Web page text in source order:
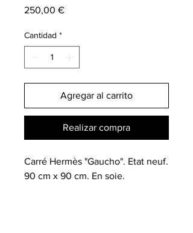
250,00 €Precio
Cantidad *
Agregar al carrito
Realizar compra
Carré Hermès "Gaucho". Etat neuf.
90 cm x 90 cm. En soie.